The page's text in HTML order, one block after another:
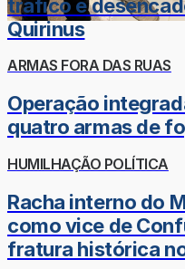
tráfico e
Quirinus
ARMAS FORA DAS RUAS
Operação
quatro armas de
HUMILHAÇÃO POLÍTICA
Racha interno do
como vice de
fratura histórica